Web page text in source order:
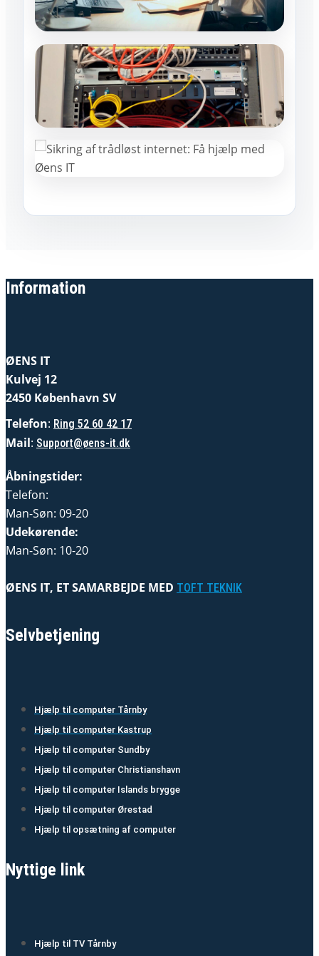
Information
ØENS IT
Kulvej 12
2450 København SV
Telefon: Ring 52 60 42 17
Mail: Support@øens-it.dk
Åbningstider:
Telefon:
Man-Søn: 09-20
Udekørende:
Man-Søn: 10-20
ØENS IT, ET SAMARBEJDE MED TOFT TEKNIK
Selvbetjening
Hjælp til computer Tårnby
Hjælp til computer Kastrup
Hjælp til computer Sundby
Hjælp til computer Christianshavn
Hjælp til computer Islands brygge
Hjælp til computer Ørestad
Hjælp til opsætning af computer
Nyttige link
Hjælp til TV Tårnby